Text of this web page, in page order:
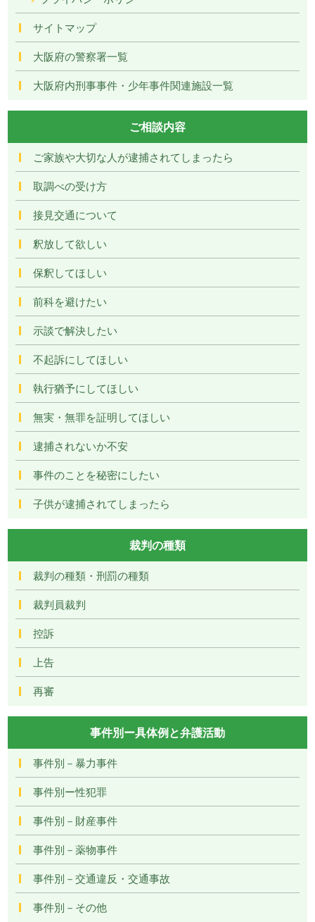
サイトマップ
大阪府の警察署一覧
大阪府内刑事事件・少年事件関連施設一覧
ご相談内容
ご家族や大切な人が逮捕されてしまったら
取調べの受け方
接見交通について
釈放して欲しい
保釈してほしい
前科を避けたい
示談で解決したい
不起訴にしてほしい
執行猶予にしてほしい
無実・無罪を証明してほしい
逮捕されないか不安
事件のことを秘密にしたい
子供が逮捕されてしまったら
裁判の種類
裁判の種類・刑罰の種類
裁判員裁判
控訴
上告
再審
事件別ー具体例と弁護活動
事件別－暴力事件
事件別ー性犯罪
事件別－財産事件
事件別－薬物事件
事件別－交通違反・交通事故
事件別－その他